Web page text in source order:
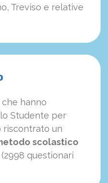
Treviso e relative
che hanno
Studente per
riscontrato un
scolastico
(2998 questionari